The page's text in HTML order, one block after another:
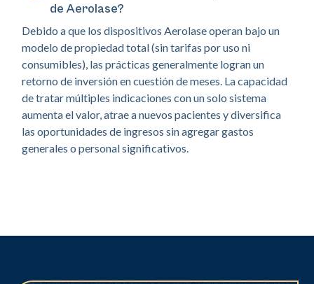
de Aerolase?
Debido a que los dispositivos Aerolase operan bajo un
modelo de propiedad total (sin tarifas por uso ni
consumibles), las prácticas generalmente logran un
retorno de inversión en cuestión de meses. La capacidad
de tratar múltiples indicaciones con un solo sistema
aumenta el valor, atrae a nuevos pacientes y diversifica
las oportunidades de ingresos sin agregar gastos
generales o personal significativos.